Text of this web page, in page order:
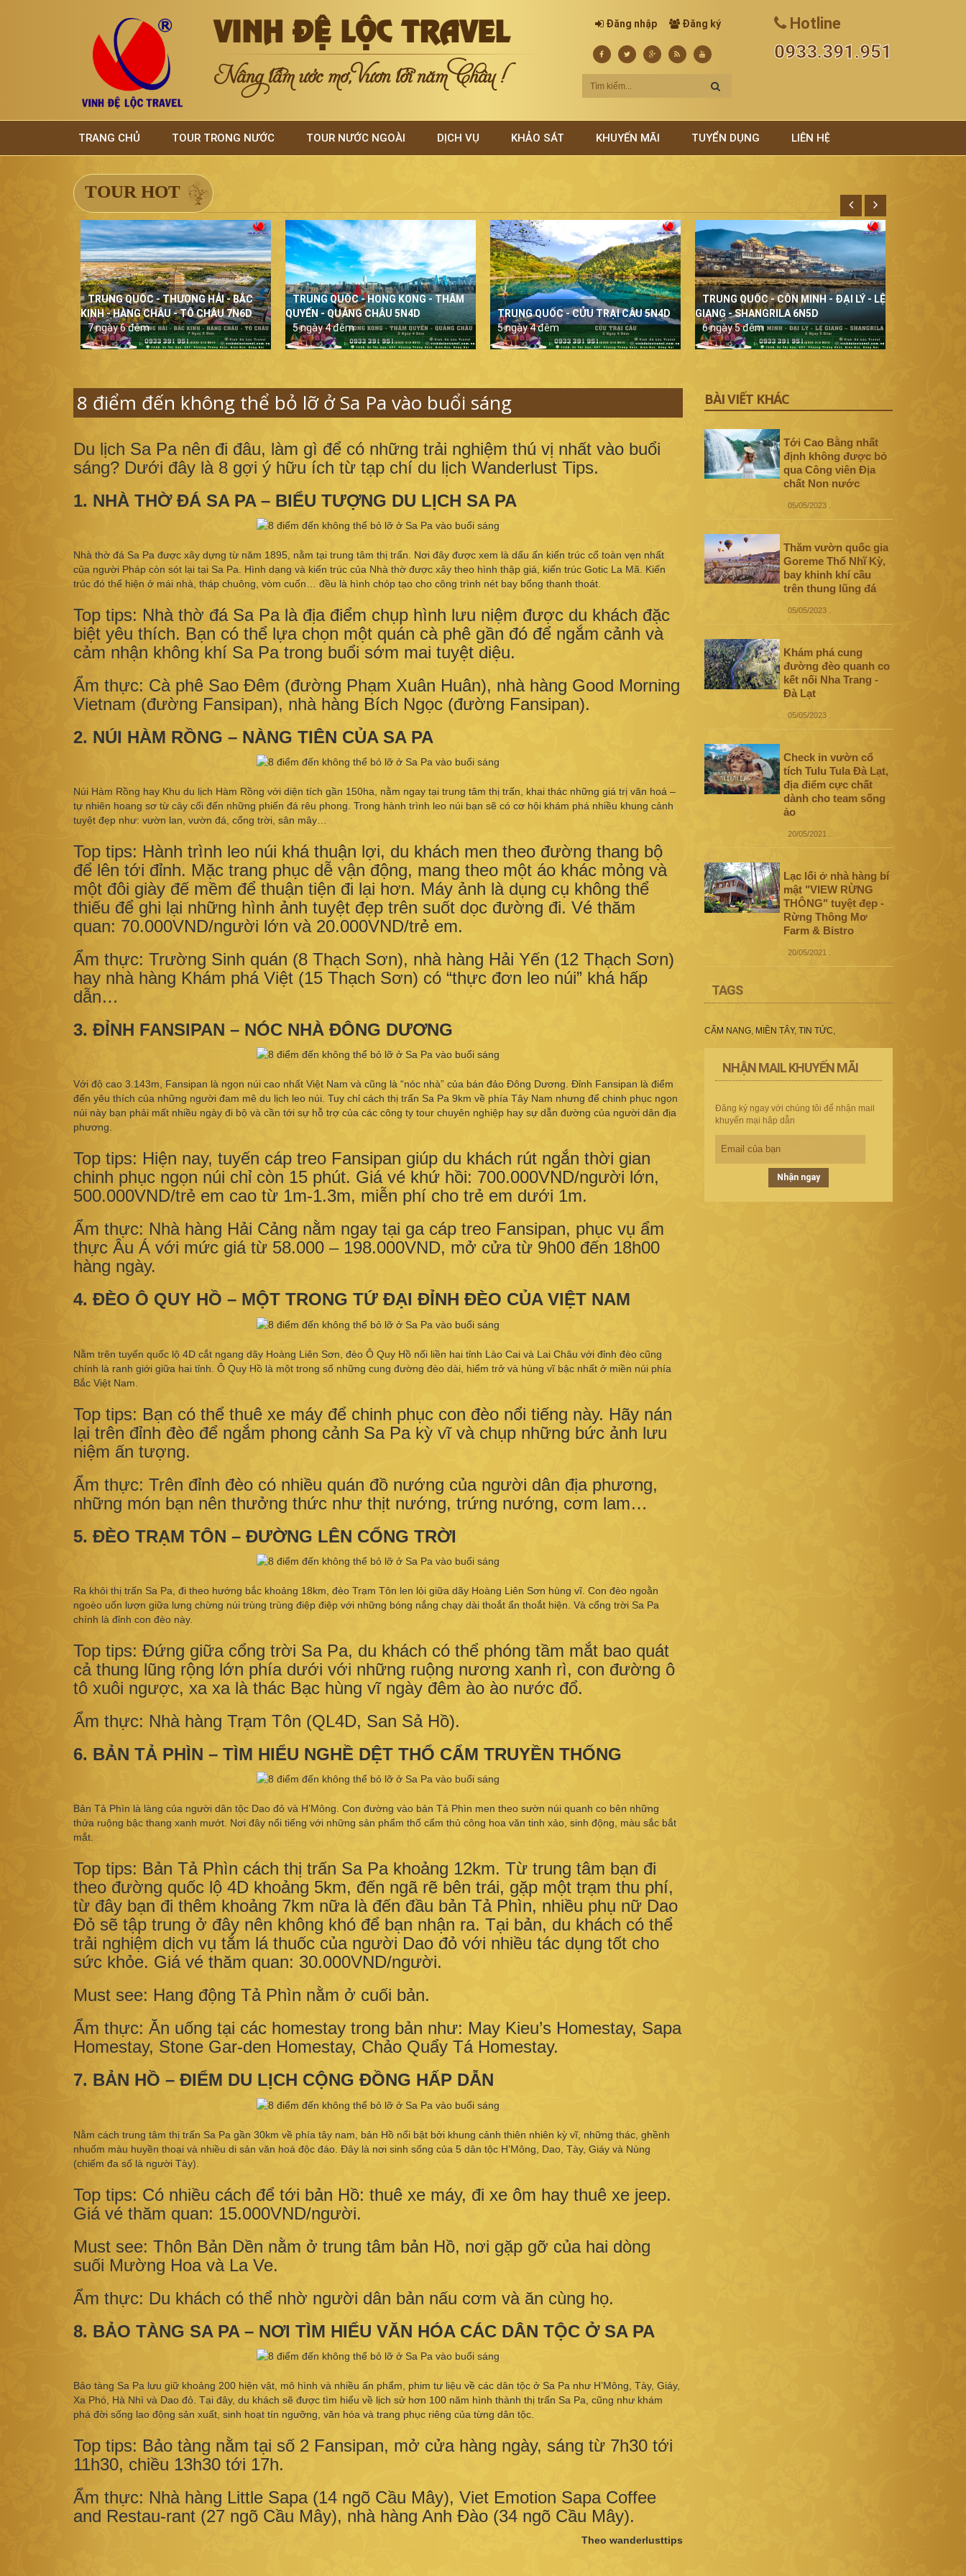
VINH ĐỆ LỘC TRAVEL
Nâng tầm ước mơ, Vươn tới năm Châu !
Đăng nhập Đăng ký Hotline
0933.391.951
TRANG CHỦ TOUR TRONG NƯỚC TOUR NƯỚC NGOÀI DỊCH VỤ KHẢO SÁT KHUYẾN MÃI TUYỂN DỤNG LIÊN HỆ
TOUR HOT
TRUNG QUỐC - THƯỢNG HẢI - BẮC
KINH - HÀNG CHÂU - TÔ CHÂU 7N6D
7 ngày 6 đêm
TRUNG QUỐC - HONG KONG - THÂM
QUYẾN - QUẢNG CHÂU 5N4D
5 ngày 4 đêm
TRUNG QUỐC - CỬU TRẠI CÂU 5N4D
5 ngày 4 đêm
TRUNG QUỐC - CÔN MINH - ĐẠI LÝ - LỆ
GIANG - SHANGRILA 6N5D
6 ngày 5 đêm
8 điểm đến không thể bỏ lỡ ở Sa Pa vào buổi sáng
Du lịch Sa Pa nên đi đâu, làm gì để có những trải nghiệm thú vị nhất vào buổi
sáng? Dưới đây là 8 gợi ý hữu ích từ tạp chí du lịch Wanderlust Tips.
1. NHÀ THỜ ĐÁ SA PA – BIỂU TƯỢNG DU LỊCH SA PA
Nhà thờ đá Sa Pa được xây dựng từ năm 1895, nằm tại trung tâm thị trấn. Nơi đây được xem là dấu ấn kiến trúc cổ toàn vẹn nhất
của người Pháp còn sót lại tại Sa Pa. Hình dạng và kiến trúc của Nhà thờ được xây theo hình thập giá, kiến trúc Gotic La Mã. Kiến
trúc đó thể hiện ở mái nhà, tháp chuông, vòm cuốn… đều là hình chóp tạo cho công trình nét bay bổng thanh thoát.
Top tips: Nhà thờ đá Sa Pa là địa điểm chụp hình lưu niệm được du khách đặc
biệt yêu thích. Bạn có thể lựa chọn một quán cà phê gần đó để ngắm cảnh và
cảm nhận không khí Sa Pa trong buổi sớm mai tuyệt diệu.
Ẩm thực: Cà phê Sao Đêm (đường Phạm Xuân Huân), nhà hàng Good Morning
Vietnam (đường Fansipan), nhà hàng Bích Ngọc (đường Fansipan).
2. NÚI HÀM RỒNG – NÀNG TIÊN CỦA SA PA
Núi Hàm Rồng hay Khu du lịch Hàm Rồng với diện tích gần 150ha, nằm ngay tại trung tâm thị trấn, khai thác những giá trị văn hoá –
tự nhiên hoang sơ từ cây cối đến những phiến đá rêu phong. Trong hành trình leo núi bạn sẽ có cơ hội khám phá nhiều khung cảnh
tuyệt đẹp như: vườn lan, vườn đá, cổng trời, sân mây…
Top tips: Hành trình leo núi khá thuận lợi, du khách men theo đường thang bộ
để lên tới đỉnh. Mặc trang phục dễ vận động, mang theo một áo khác mỏng và
một đôi giày đế mềm để thuận tiện đi lại hơn. Máy ảnh là dụng cụ không thể
thiếu để ghi lại những hình ảnh tuyệt đẹp trên suốt dọc đường đi. Vé thăm
quan: 70.000VND/người lớn và 20.000VND/trẻ em.
Ẩm thực: Trường Sinh quán (8 Thạch Sơn), nhà hàng Hải Yến (12 Thạch Sơn)
hay nhà hàng Khám phá Việt (15 Thạch Sơn) có “thực đơn leo núi” khá hấp
dẫn…
3. ĐỈNH FANSIPAN – NÓC NHÀ ĐÔNG DƯƠNG
Với độ cao 3.143m, Fansipan là ngọn núi cao nhất Việt Nam và cũng là “nóc nhà” của bán đảo Đông Dương. Đỉnh Fansipan là điểm
đến yêu thích của những người đam mê du lịch leo núi. Tuy chỉ cách thị trấn Sa Pa 9km về phía Tây Nam nhưng để chinh phục ngọn
núi này bạn phải mất nhiều ngày đi bộ và cần tới sự hỗ trợ của các công ty tour chuyên nghiệp hay sự dẫn đường của người dân địa
phương.
Top tips: Hiện nay, tuyến cáp treo Fansipan giúp du khách rút ngắn thời gian
chinh phục ngọn núi chỉ còn 15 phút. Giá vé khứ hồi: 700.000VND/người lớn,
500.000VND/trẻ em cao từ 1m-1.3m, miễn phí cho trẻ em dưới 1m.
Ẩm thực: Nhà hàng Hải Cảng nằm ngay tại ga cáp treo Fansipan, phục vụ ẩm
thực Âu Á với mức giá từ 58.000 – 198.000VND, mở cửa từ 9h00 đến 18h00
hàng ngày.
4. ĐÈO Ô QUY HỒ – MỘT TRONG TỨ ĐẠI ĐỈNH ĐÈO CỦA VIỆT NAM
Nằm trên tuyến quốc lộ 4D cắt ngang dãy Hoàng Liên Sơn, đèo Ô Quy Hồ nối liền hai tỉnh Lào Cai và Lai Châu với đỉnh đèo cũng
chính là ranh giới giữa hai tỉnh. Ô Quy Hồ là một trong số những cung đường đèo dài, hiểm trở và hùng vĩ bậc nhất ở miền núi phía
Bắc Việt Nam.
Top tips: Bạn có thể thuê xe máy để chinh phục con đèo nổi tiếng này. Hãy nán
lại trên đỉnh đèo để ngắm phong cảnh Sa Pa kỳ vĩ và chụp những bức ảnh lưu
niệm ấn tượng.
Ẩm thực: Trên đỉnh đèo có nhiều quán đồ nướng của người dân địa phương,
những món bạn nên thưởng thức như thịt nướng, trứng nướng, cơm lam…
5. ĐÈO TRẠM TÔN – ĐƯỜNG LÊN CỔNG TRỜI
Ra khỏi thị trấn Sa Pa, đi theo hướng bắc khoảng 18km, đèo Trạm Tôn len lỏi giữa dãy Hoàng Liên Sơn hùng vĩ. Con đèo ngoằn
ngoèo uốn lượn giữa lưng chừng núi trùng trùng điệp điệp với những bóng nắng chạy dài thoắt ẩn thoắt hiện. Và cổng trời Sa Pa
chính là đỉnh con đèo này.
Top tips: Đứng giữa cổng trời Sa Pa, du khách có thể phóng tầm mắt bao quát
cả thung lũng rộng lớn phía dưới với những ruộng nương xanh rì, con đường ô
tô xuôi ngược, xa xa là thác Bạc hùng vĩ ngày đêm ào ào nước đổ.
Ẩm thực: Nhà hàng Trạm Tôn (QL4D, San Sả Hồ).
6. BẢN TẢ PHÌN – TÌM HIỂU NGHỀ DỆT THỔ CẨM TRUYỀN THỐNG
Bản Tả Phìn là làng của người dân tộc Dao đỏ và H’Mông. Con đường vào bản Tả Phìn men theo sườn núi quanh co bên những
thửa ruộng bậc thang xanh mướt. Nơi đây nổi tiếng với những sản phẩm thổ cẩm thủ công hoa văn tinh xảo, sinh động, màu sắc bắt
mắt.
Top tips: Bản Tả Phìn cách thị trấn Sa Pa khoảng 12km. Từ trung tâm bạn đi
theo đường quốc lộ 4D khoảng 5km, đến ngã rẽ bên trái, gặp một trạm thu phí,
từ đây bạn đi thêm khoảng 7km nữa là đến đầu bản Tả Phìn, nhiều phụ nữ Dao
Đỏ sẽ tập trung ở đây nên không khó để bạn nhận ra. Tại bản, du khách có thể
trải nghiệm dịch vụ tắm lá thuốc của người Dao đỏ với nhiều tác dụng tốt cho
sức khỏe. Giá vé thăm quan: 30.000VND/người.
Must see: Hang động Tả Phìn nằm ở cuối bản.
Ẩm thực: Ăn uống tại các homestay trong bản như: May Kieu’s Homestay, Sapa
Homestay, Stone Gar-den Homestay, Chảo Quẩy Tá Homestay.
7. BẢN HỒ – ĐIỂM DU LỊCH CỘNG ĐỒNG HẤP DẪN
Nằm cách trung tâm thị trấn Sa Pa gần 30km về phía tây nam, bản Hồ nổi bật bởi khung cảnh thiên nhiên kỳ vĩ, những thác, ghềnh
nhuốm màu huyền thoại và nhiều di sản văn hoá độc đáo. Đây là nơi sinh sống của 5 dân tộc H’Mông, Dao, Tày, Giáy và Nùng
(chiếm đa số là người Tày).
Top tips: Có nhiều cách để tới bản Hồ: thuê xe máy, đi xe ôm hay thuê xe jeep.
Giá vé thăm quan: 15.000VND/người.
Must see: Thôn Bản Dền nằm ở trung tâm bản Hồ, nơi gặp gỡ của hai dòng
suối Mường Hoa và La Ve.
Ẩm thực: Du khách có thể nhờ người dân bản nấu cơm và ăn cùng họ.
8. BẢO TÀNG SA PA – NƠI TÌM HIỂU VĂN HÓA CÁC DÂN TỘC Ở SA PA
Bảo tàng Sa Pa lưu giữ khoảng 200 hiện vật, mô hình và nhiều ấn phẩm, phim tư liệu về các dân tộc ở Sa Pa như H’Mông, Tày, Giáy,
Xa Phó, Hà Nhì và Dao đỏ. Tại đây, du khách sẽ được tìm hiểu về lịch sử hơn 100 năm hình thành thị trấn Sa Pa, cũng như khám
phá đời sống lao động sản xuất, sinh hoạt tín ngưỡng, văn hóa và trang phục riêng của từng dân tộc.
Top tips: Bảo tàng nằm tại số 2 Fansipan, mở cửa hàng ngày, sáng từ 7h30 tới
11h30, chiều 13h30 tới 17h.
Ẩm thực: Nhà hàng Little Sapa (14 ngõ Cầu Mây), Viet Emotion Sapa Coffee
and Restau-rant (27 ngõ Cầu Mây), nhà hàng Anh Đào (34 ngõ Cầu Mây).
Theo wanderlusttips
BÀI VIẾT KHÁC
Tới Cao Bằng nhất
định không được bỏ
qua Công viên Địa
chất Non nước
05/05/2023.
Thăm vườn quốc gia
Goreme Thổ Nhĩ Kỳ,
bay khinh khí cầu
trên thung lũng đá
05/05/2023.
Khám phá cung
đường đèo quanh co
kết nối Nha Trang -
Đà Lạt
05/05/2023.
Check in vườn cổ
tích Tulu Tula Đà Lạt,
địa điểm cực chất
dành cho team sống
ảo
20/05/2021
Lạc lối ở nhà hàng bí
mật "VIEW RỪNG
THÔNG" tuyệt đẹp -
Rừng Thông Mơ
Farm & Bistro
20/05/2021
TAGS
CẨM NANG, MIỀN TÂY, TIN TỨC
NHẬN MAIL KHUYẾN MÃI
Đăng ký ngay với chúng tôi để nhận mail
khuyến mại hâp dẫn
Nhận ngay